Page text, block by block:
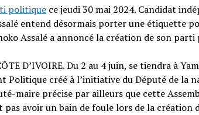
politiquece jeudi 30 mai 2024. Candidat
entend désormais porter une étiquette
Assalé a annoncé la création de son
D’IVOIRE. Du 2 au 4 juin, se tiendra à
Politique créé à l’initiative du Député de la
maire précise par ailleurs que cette
avoir un bain de foule lors de la